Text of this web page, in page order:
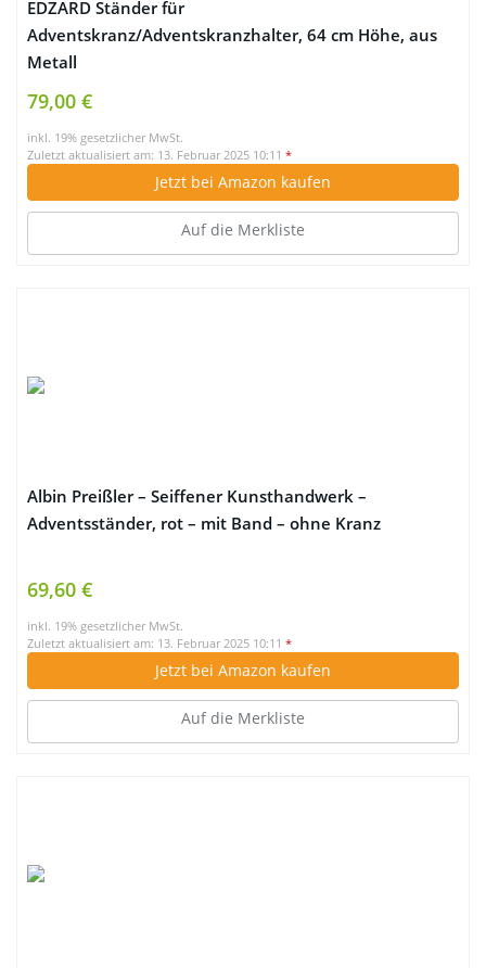
EDZARD Ständer für
Adventskranz/Adventskranzhalter, 64 cm Höhe, aus
Metall
79,00 €
inkl. 19% gesetzlicher MwSt.
Zuletzt aktualisiert am: 13. Februar 2025 10:11 *
Jetzt bei Amazon kaufen
Auf die Merkliste
Albin Preißler – Seiffener Kunsthandwerk –
Adventsständer, rot – mit Band – ohne Kranz
69,60 €
inkl. 19% gesetzlicher MwSt.
Zuletzt aktualisiert am: 13. Februar 2025 10:11 *
Jetzt bei Amazon kaufen
Auf die Merkliste